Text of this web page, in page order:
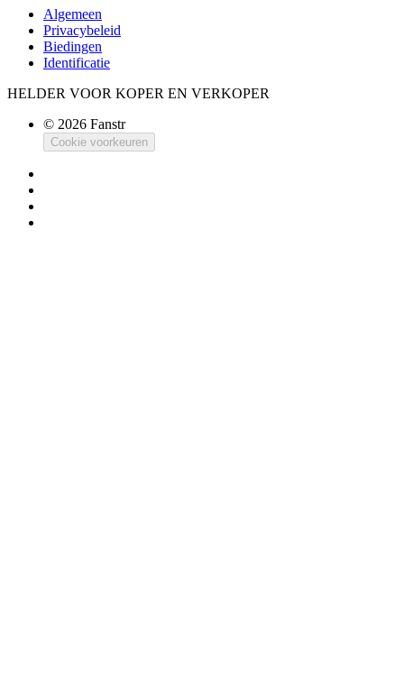
Algemeen
Privacybeleid
Biedingen
Identificatie
HELDER VOOR KOPER EN VERKOPER
© 2026 Fanstr
Cookie voorkeuren